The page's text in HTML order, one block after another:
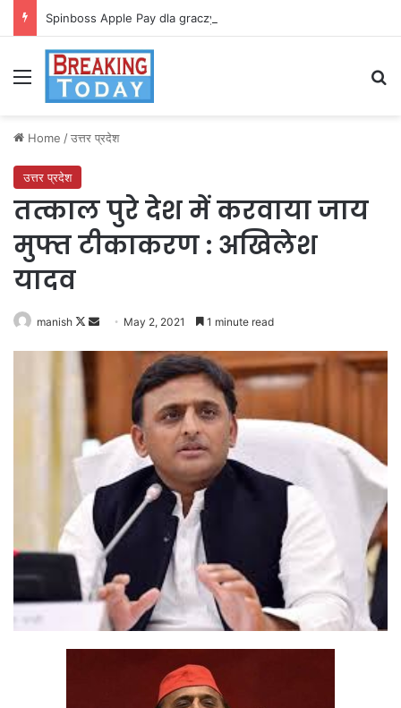
Spinboss Apple Pay dla graczy na iPhone
Menu
Home /उत्तर प्रदेश
उत्तर प्रदेश
तत्काल पुरे देश में करवाया जाय
मुफ्त टीकाकरण : अखिलेश
यादव
manish
Follow
Send May 2, 2021 1 minute read